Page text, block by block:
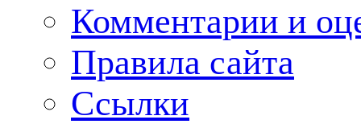
Комментарии и
Правила сайта
Ссылки